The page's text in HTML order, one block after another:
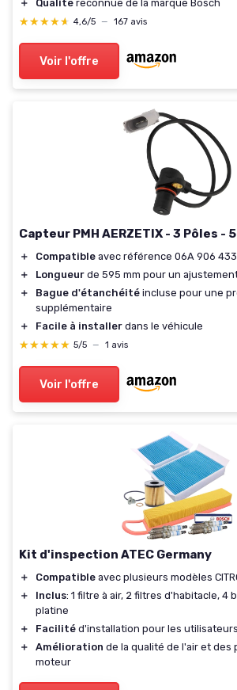
＋ Qualité reconnue de la marque Bosch
★★★★★
★★★★★ 4,6/5 — 167 avis
Voir l'offre
Capteur PMH AERZETIX - 3 Pôles -
＋ Compatible avec référence 06A 906
＋
Longueur de 595 mm pour un
＋
Bague d'étanchéité incluse pour une
supplémentaire
＋
Facile à installer dans le véhicule
★★★★★
★★★★★ 5/5 — 1 avis
Voir l'offre
Kit d'inspection ATEC Germany
＋ Compatible avec plusieurs modèles
＋
Inclus: 1 filtre à air, 2 filtres d'habitacle, 4
platine
＋
Facilité d'installation pour les utilisateurs
＋
Amélioration de la qualité de l'air et des
moteur